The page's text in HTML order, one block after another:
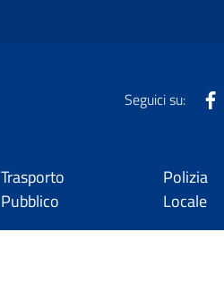
Seguici su:
Trasporto
Pubblico
Polizia
Locale